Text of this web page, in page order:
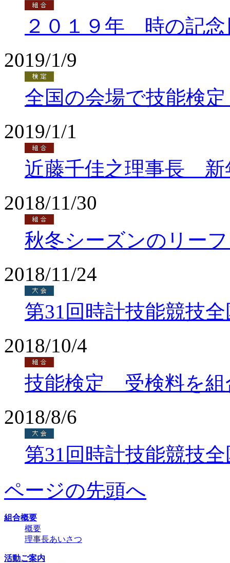
２０１９年 時の記
2019/1/9
全国の会場で技能検
2019/1/1
近藤千佳之理事長 新
2018/11/30
秋冬シーズンのリー
2018/11/24
第31回時計技能競技
2018/10/4
技能検定 受検料を組
2018/8/6
第31回時計技能競技
ページの先頭へ
組合概要
概要
理事長あいさつ
活動ご案内